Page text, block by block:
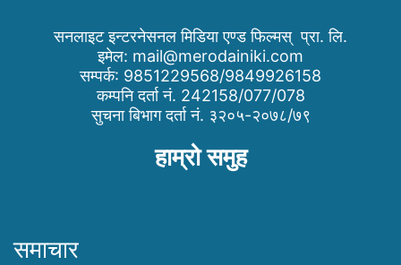
सनलाइट इन्टरनेसनल मिडिया एण्ड फिल्मस् प्रा. लि.
इमेल: mail@merodainiki.com
सम्पर्क: 9851229568/9849926158
कम्पनि दर्ता नं. 242158/077/078
सुचना बिभाग दर्ता नं. ३२०५-२०७८/७९
हाम्रो समुह
समाचार